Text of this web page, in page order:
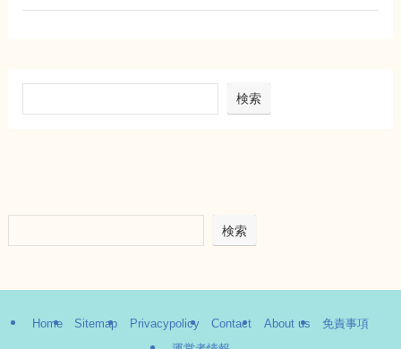
検索
検索
Home Sitemap Privacypolicy Contact About us
免責事項